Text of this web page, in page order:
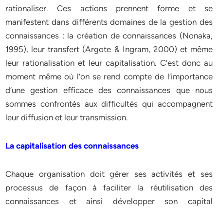
rationaliser. Ces actions prennent forme et se
manifestent dans différents domaines de la gestion des
connaissances : la création de connaissances (Nonaka,
1995), leur transfert (Argote & Ingram, 2000) et même
leur rationalisation et leur capitalisation. C’est donc au
moment même où l’on se rend compte de l’importance
d’une gestion efficace des connaissances que nous
sommes confrontés aux difficultés qui accompagnent
leur diffusion et leur transmission.
La capitalisation des connaissances
Chaque organisation doit gérer ses activités et ses
processus de façon à faciliter la réutilisation des
connaissances et ainsi développer son capital